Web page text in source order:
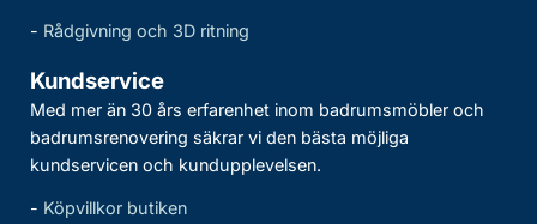
- Rådgivning och 3D ritning
Kundservice
Med mer än 30 års erfarenhet inom badrumsmöbler och
badrumsrenovering säkrar vi den bästa möjliga
kundservicen och kundupplevelsen.
- Köpvillkor butiken